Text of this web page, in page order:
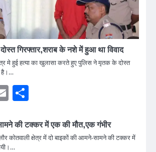
दोस्त गिरफ्तार,शराब के नशे में हुआ था विवाद
मे हुई हत्या का खुलासा करते हुए पुलिस ने मृतक के दोस्त
है।…
Email
की टक्कर में एक की मौत,एक गंभीर
कोतवाली क्षेत्र में दो बाइकों की आमने-सामने की टक्कर में